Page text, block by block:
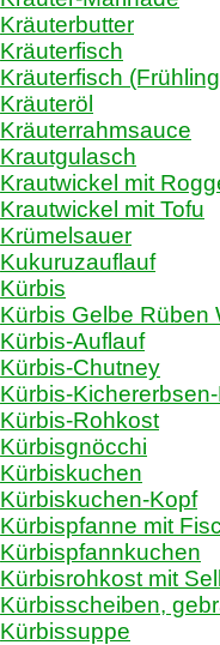
Kräuterbutter
Kräuterfisch
Kräuterfisch
Kräuteröl
Kräuterrahmsauce
Krautgulasch
Krautwickel mit
Krautwickel mit Tofu
Krümelsauer
Kukuruzauflauf
Kürbis
Kürbis Gelbe Rüben
Kürbis-Auflauf
Kürbis-Chutney
Kürbis-
Kürbis-Rohkost
Kürbisgnöcchi
Kürbiskuchen
Kürbiskuchen-Kopf
Kürbispfanne mit
Kürbispfannkuchen
Kürbisrohkost mit
Kürbisscheiben,
Kürbissuppe